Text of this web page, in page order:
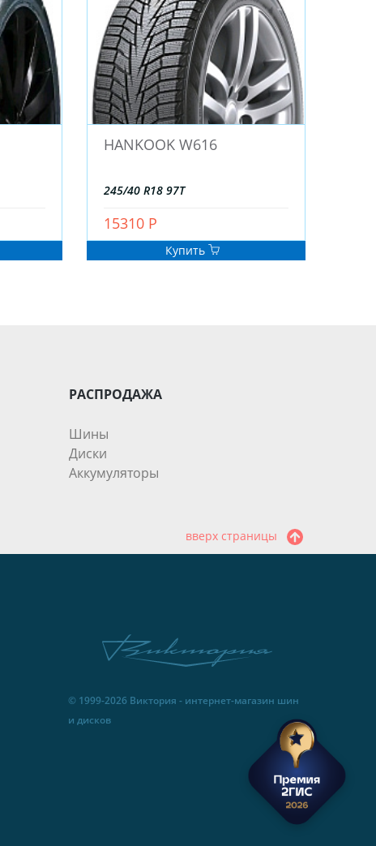
HANKOOK W616
245/40 R18 97T
15310 Р
Купить
РАСПРОДАЖА
Шины
Диски
Аккумуляторы
вверх страницы
© 1999-2026 Виктория - интернет-магазин шин
и дисков